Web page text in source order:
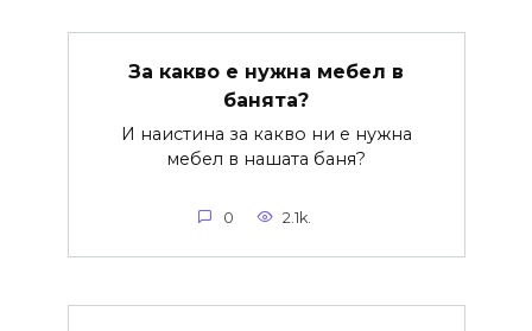
За какво е нужна мебел в
банята?
И наистина за какво ни е нужна
мебел в нашата баня?
0 2.1k.